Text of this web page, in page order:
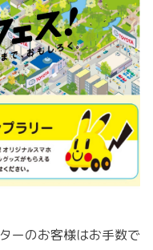
ーのお客様はお手数で